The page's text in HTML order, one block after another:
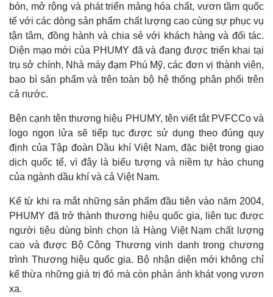
Thế giới
Quan sát
Cuộc sống đó đây
Hồ sơ
Multimedia
Video
Ảnh
E-Magazine
bón, mở rộng và phát triển mảng hóa chất, vươn tầm quốc
tế với các dòng sản phẩm chất lượng cao cùng sự phục vụ
tận tâm, đồng hành và chia sẻ với khách hàng và đối tác.
Diện mạo mới của PHUMY đã và đang được triển khai tại
trụ sở chính, Nhà máy đạm Phú Mỹ, các đơn vị thành viên,
bao bì sản phẩm và trên toàn bộ hệ thống phân phối trên
cả nước.
Bên cạnh tên thương hiệu PHUMY, tên viết tắt PVFCCo và
logo ngọn lửa sẽ tiếp tục được sử dụng theo đúng quy
định của Tập đoàn Dầu khí Việt Nam, đặc biệt trong giao
dịch quốc tế, vì đây là biểu tượng và niềm tự hào chung
của ngành dầu khí và cả Việt Nam.
Kể từ khi ra mắt những sản phẩm đầu tiên vào năm 2004,
PHUMY đã trở thành thương hiệu quốc gia, liên tục được
người tiêu dùng bình chọn là Hàng Việt Nam chất lượng
cao và được Bộ Công Thương vinh danh trong chương
trình Thương hiệu quốc gia. Bộ nhận diện mới không chỉ
kế thừa những giá trị đó mà còn phản ánh khát vọng vươn
xa.